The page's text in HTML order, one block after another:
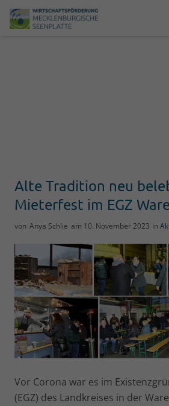
Alte Tradition neu
Mieterfest im EGZ
von Anya Schlie am 10. November 2023 in
Vor Corona war es im
(EGZ) des Landkreises in der